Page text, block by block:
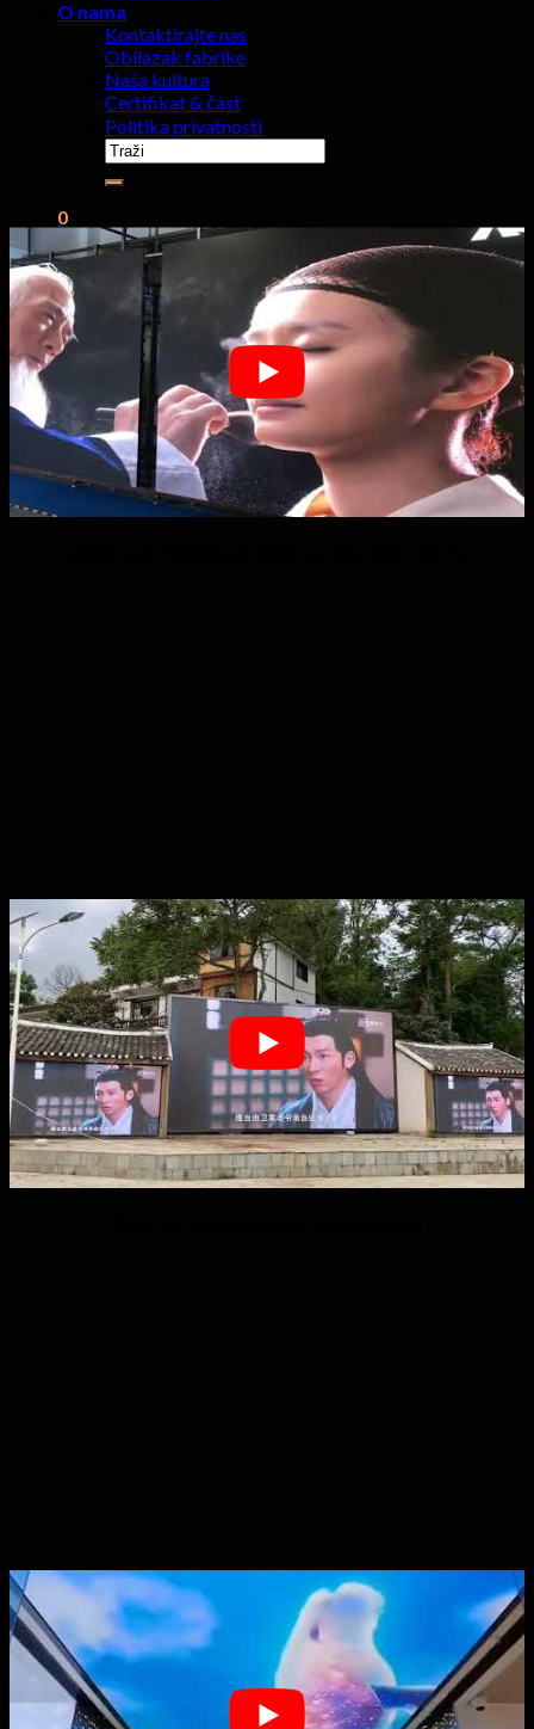
O nama
Kontaktirajte nas
Obilazak fabrike
Naša kultura
Certifikat & čast
Politika privatnosti
Traži:
0
Korpa
Nema proizvoda u korpi.